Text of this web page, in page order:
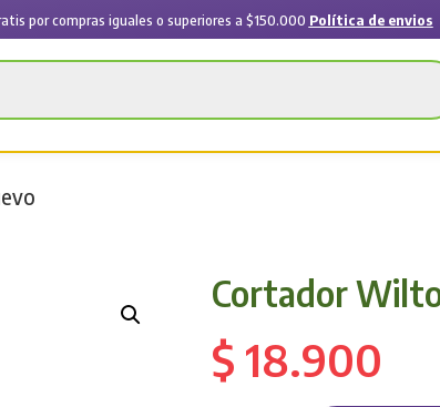
por compras iguales o superiores a $150.000 Política de envios
Cortador
$ 18.900